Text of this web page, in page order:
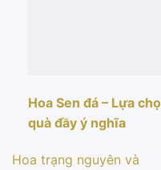
Hoa Sen đá – Lựa
quà đầy ý nghĩa
Hoa trạng nguyên và